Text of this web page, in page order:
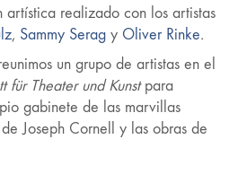
realizado con los artistas
, Sammy Serag y Oliver Rinke.
un grupo de artistas en el
für Theater und Kunstpara
gabinete de las marvillas
Joseph Cornell y las obras de